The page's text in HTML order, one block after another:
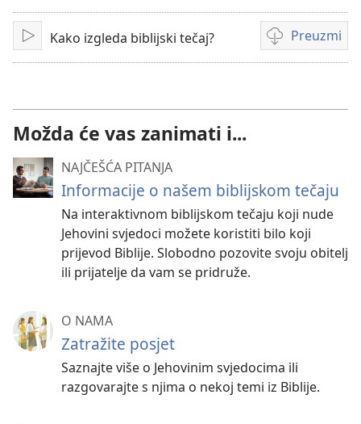
PokreniKako izgleda biblijski tečaj? Preuzmi
Postavke
za
Možda će vas zanimati i...
NAJČEŠĆA PITANJA
Informacije o našem biblijskom tečaju
Na interaktivnom biblijskom tečaju koji nude
Jehovini svjedoci možete koristiti bilo koji
prijevod Biblije. Slobodno pozovite svoju obitelj
ili prijatelje da vam se pridruže.
O NAMA
Zatražite posjet
Saznajte više o Jehovinim svjedocima ili
razgovarajte s njima o nekoj temi iz Biblije.